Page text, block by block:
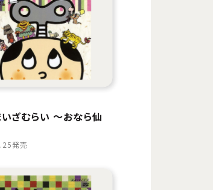
ざむらい 〜おなら仙
発売